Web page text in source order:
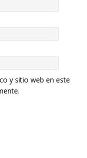
y sitio web en este